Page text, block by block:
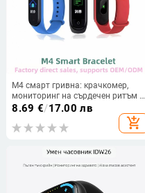
M4 смарт гривна: крачкомер,
мониторинг на сърдечен ритъм и
кръвно налягане, следене на съня
и кислород в кръвта, Bluetooth
обаждания, дистанционно
8.69 €/17.00 лв
add_shopping_cart